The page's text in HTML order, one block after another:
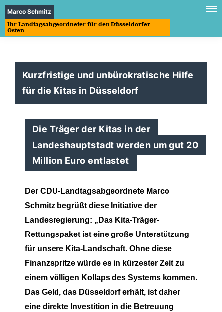
Marco Schmitz
Ihr Landtagsabgeordneter für den Düsseldorfer
Osten
Kurzfristige und unbürokratische Hilfe
für die Kitas in Düsseldorf
Die Träger der Kitas in der
Landeshauptstadt werden um gut 20
Million Euro entlastet
Der CDU-Landtagsabgeordnete Marco
Schmitz begrüßt diese Initiative der
Landesregierung: „Das Kita-Träger-
Rettungspaket ist eine große Unterstützung
für unsere Kita-Landschaft. Ohne diese
Finanzspritze würde es in kürzester Zeit zu
einem völligen Kollaps des Systems kommen.
Das Geld, das Düsseldorf erhält, ist daher
eine direkte Investition in die Betreuung